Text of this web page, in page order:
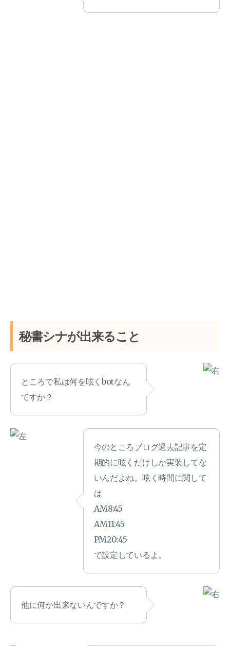
秘書シナが出来ること
ところで私は何を呟くbotなん
ですか？
今のところブログ過去記事を定
期的に呟くだけしか実装してな
いんだよね。呟く時間に関して
は
AM8:45
AM11:45
PM20:45
で設定しているよ。
他に何か出来ないんですか？